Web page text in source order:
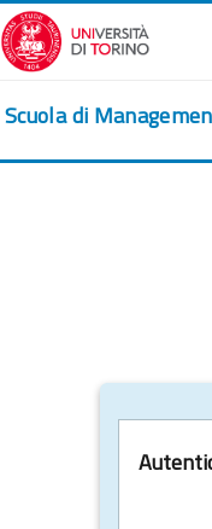
Vai al contenuto principale
Scuola di